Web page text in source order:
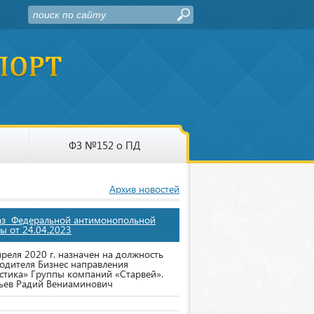
ФЗ №152 о ПД
Архив новостей
Федеральной антимонопольной
от 24.04.2023
2020 г. назначен на должность
Бизнес направления
Группы компаний «Старвей».
Радий Вениаминович